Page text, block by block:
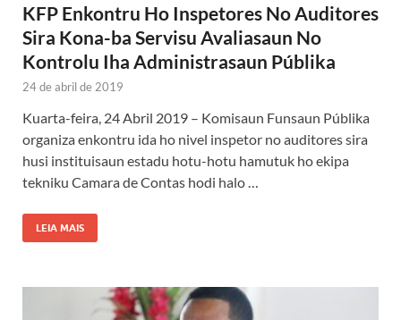
KFP Enkontru Ho Inspetores No Auditores
Sira Kona-ba Servisu Avaliasaun No
Kontrolu Iha Administrasaun Públika
24 de abril de 2019
Kuarta-feira, 24 Abril 2019 – Komisaun Funsaun Públika
organiza enkontru ida ho nivel inspetor no auditores sira
husi instituisaun estadu hotu-hotu hamutuk ho ekipa
tekniku Camara de Contas hodi halo …
LEIA MAIS